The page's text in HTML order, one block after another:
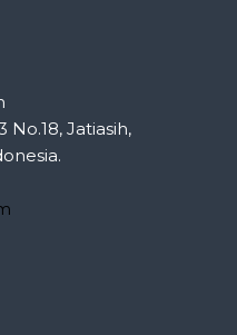
No.18, Jatiasih,